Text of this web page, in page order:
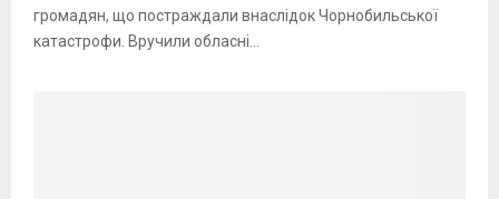
громадян, що постраждали внаслідок Чорнобильської
катастрофи. Вручили обласні...